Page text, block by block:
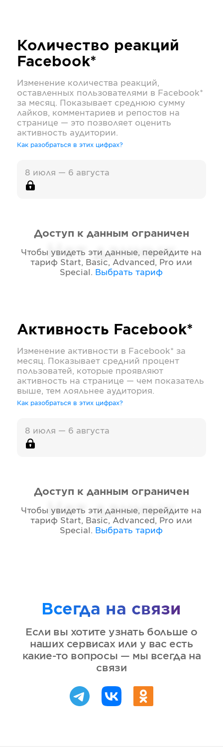
Количество реакций
Facebook*
Изменение количества реакций,
оставленных пользователями в Facebook*
за месяц. Показывает среднюю сумму
лайков, комментариев и репостов на
странице — это позволяет оценить
активность аудитории.
Как разобраться в этих цифрах?
8 июля — 6 августа
Нет данных
Доступ к данным ограничен
Чтобы увидеть эти данные, перейдите на
тариф Start, Basic, Advanced, Pro или
Special . Выбрать тариф
Активность Facebook*
Изменение активности в Facebook* за
месяц. Показывает средний процент
пользоватей, которые проявляют
активность на странице — чем показатель
выше, тем лояльнее аудитория.
Как разобраться в этих цифрах?
8 июля — 6 августа
Нет данных
Доступ к данным ограничен
Чтобы увидеть эти данные, перейдите на
тариф Start, Basic, Advanced, Pro или
Special . Выбрать тариф
Всегда на связи
Если вы хотите узнать больше о
наших сервисах или у вас есть
какие-то вопросы — мы всегда на
связи